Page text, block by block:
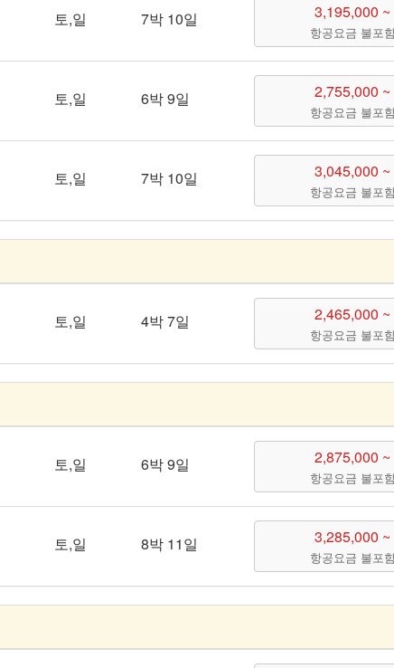
토,일 7박 10일 3,195,000 ~
항공요금 불포
토,일 6박 9일 2,755,000 ~
항공요금 불포
토,일 7박 10일 3,045,000 ~
항공요금 불포
토,일 4박 7일 2,465,000 ~
항공요금 불포
토,일 6박 9일 2,875,000 ~
항공요금 불포
토,일 8박 11일 3,285,000 ~
항공요금 불포